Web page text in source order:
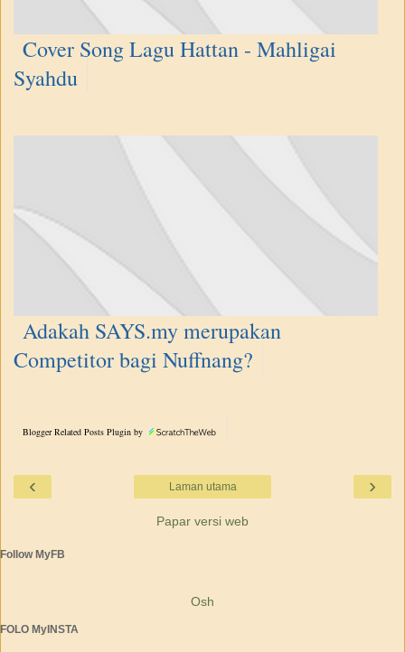
Cover Song Lagu Hattan - Mahligai
Syahdu
Adakah SAYS.my merupakan
Competitor bagi Nuffnang?
Blogger Related Posts Plugin by
‹ ›
Laman utama
Papar versi web
Follow MyFB
Osh
FOLO MyINSTA